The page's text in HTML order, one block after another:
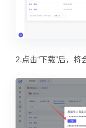
2.点击“下载”后，将